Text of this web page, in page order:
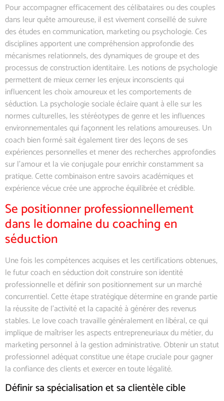
Pour accompagner efficacement des célibataires ou des couples
dans leur quête amoureuse, il est vivement conseillé de suivre
des études en communication, marketing ou psychologie. Ces
disciplines apportent une compréhension approfondie des
mécanismes relationnels, des dynamiques de groupe et des
processus de construction identitaire. Les notions de psychologie
permettent de mieux cerner les enjeux inconscients qui
influencent les choix amoureux et les comportements de
séduction. La psychologie sociale éclaire quant à elle sur les
normes culturelles, les stéréotypes de genre et les influences
environnementales qui façonnent les relations amoureuses. Un
coach bien formé sait également tirer des leçons de ses
expériences personnelles et mener des recherches approfondies
sur l’amour et la vie conjugale pour enrichir constamment sa
pratique. Cette combinaison entre savoirs académiques et
expérience vécue crée une approche équilibrée et crédible.
Se positionner professionnellement
dans le domaine du coaching en
séduction
Une fois les compétences acquises et les certifications obtenues,
le futur coach en séduction doit construire son identité
professionnelle et définir son positionnement sur un marché
concurrentiel. Cette étape stratégique détermine en grande partie
la réussite de l’activité et la capacité à générer des revenus
stables. Le love coach travaille généralement en libéral, ce qui
implique de maîtriser les aspects entrepreneuriaux du métier, du
marketing personnel à la gestion administrative. Obtenir un statut
professionnel adéquat constitue une étape cruciale pour gagner
la confiance des clients et exercer en toute légalité.
Définir sa spécialisation et sa clientèle cible